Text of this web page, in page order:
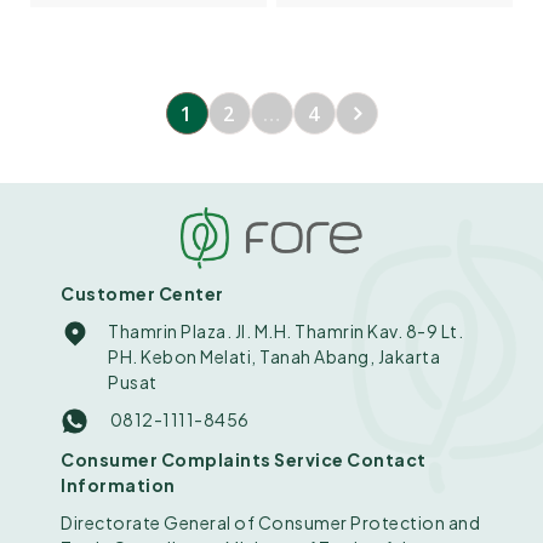
CSR bertajuk “ForeCare:
Nutrisi Untuk Negeri” pada
Senin, 16 Maret 2026,
pelanggan di seluruh unit.
Kami terus melakukan evaluasi
strategis terhadap berbagai
kebijakan pertumbuhan akan
[…]
1 2 … 4
Customer Center
Thamrin Plaza. Jl. M.H. Thamrin Kav. 8-9 Lt.
PH. Kebon Melati, Tanah Abang, Jakarta
Pusat
0812-1111-8456
Consumer Complaints Service Contact
Information
Directorate General of Consumer Protection and